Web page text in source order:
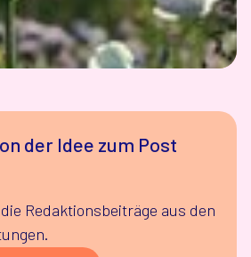
der Idee zum Post
Redaktionsbeiträge aus den